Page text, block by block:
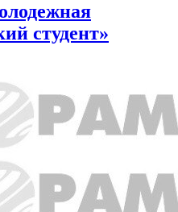
студент»